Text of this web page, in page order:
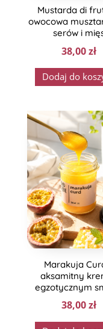
Mustarda di
owocowa
serów i
38,00zł
Dodaj do
Marakuja
aksamitny
egzotycznym
38,00zł